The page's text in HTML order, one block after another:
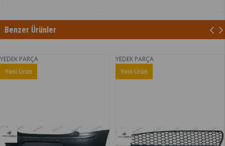
Benzer Ürünler
YEDEK PARÇA